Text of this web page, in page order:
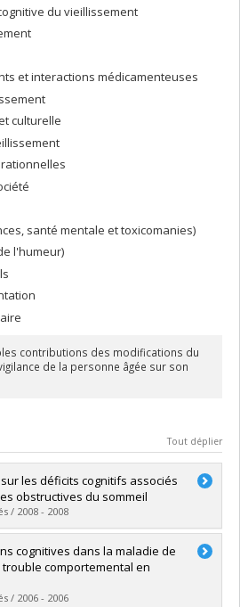
du vieillissement
et interactions médicamenteuses
culturelle
santé mentale et toxicomanies)
l'humeur)
contributions des modifications du
de la personne âgée sur son
Tout déplier
les déficits cognitifs associés
obstructives du sommeil
/ 2008 - 2008
Papyrus
cognitives dans la maladie de
comportemental en
/ 2006 - 2006